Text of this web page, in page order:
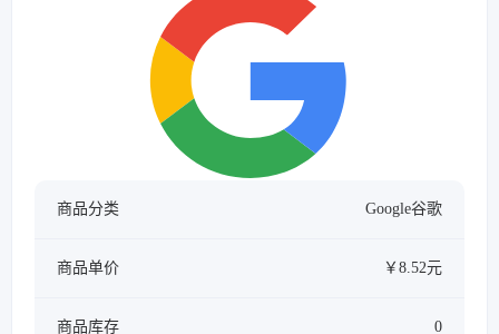
商品分类 Google谷歌
商品单价 ￥8.52元
商品库存 0